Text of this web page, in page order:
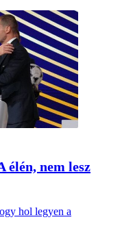
nem lesz
hol legyen a